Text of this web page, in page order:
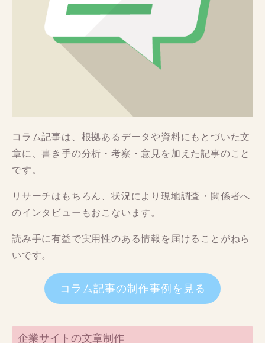
コラム記事は、根拠あるデータや資料にもとづいた文
章に、書き手の分析・考察・意見を加えた記事のこと
です。
リサーチはもちろん、状況により現地調査・関係者へ
のインタビューもおこないます。
読み手に有益で実用性のある情報を届けることがねら
いです。
コラム記事の制作事例を見る
企業サイトの文章制作